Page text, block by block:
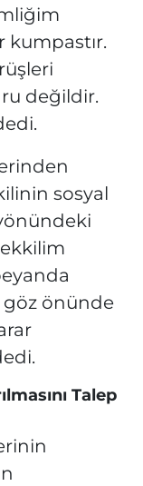
değildir.
sosyal
göz önünde
Talep